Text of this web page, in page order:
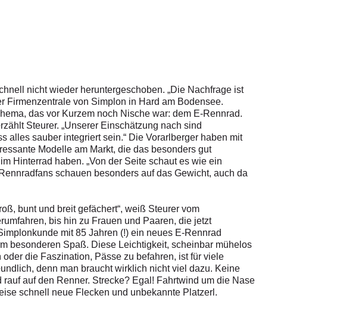
nicht wieder heruntergeschoben. „Die Nachfrage ist
Firmenzentrale von Simplon in Hard am Bodensee.
das vor Kurzem noch Nische war: dem E-Rennrad.
Steurer. „Unserer Einschätzung nach sind
alles sauber integriert sein.“ Die Vorarlberger haben mit
Modelle am Markt, die das besonders gut
Hinterrad haben. „Von der Seite schaut es wie ein
schauen besonders auf das Gewicht, auch da
bunt und breit gefächert“, weiß Steurer vom
bis hin zu Frauen und Paaren, die jetzt
mit 85 Jahren (!) ein neues E-Rennrad
­besonderen Spaß. Diese Leichtigkeit, scheinbar mühelos
die Faszination, Pässe zu befahren, ist für viele
denn man braucht wirklich nicht viel dazu. Keine
auf den Renner. Strecke? Egal! Fahrtwind um die Nase
schnell neue Flecken und unbekannte Platzerl.